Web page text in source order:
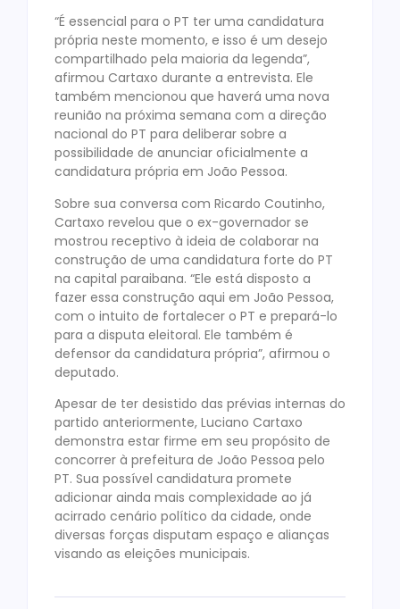
“É essencial para o PT ter uma candidatura
própria neste momento, e isso é um desejo
compartilhado pela maioria da legenda”,
afirmou Cartaxo durante a entrevista. Ele
também mencionou que haverá uma nova
reunião na próxima semana com a direção
nacional do PT para deliberar sobre a
possibilidade de anunciar oficialmente a
candidatura própria em João Pessoa.
Sobre sua conversa com Ricardo Coutinho,
Cartaxo revelou que o ex-governador se
mostrou receptivo à ideia de colaborar na
construção de uma candidatura forte do PT
na capital paraibana. “Ele está disposto a
fazer essa construção aqui em João Pessoa,
com o intuito de fortalecer o PT e prepará-lo
para a disputa eleitoral. Ele também é
defensor da candidatura própria”, afirmou o
deputado.
Apesar de ter desistido das prévias internas do
partido anteriormente, Luciano Cartaxo
demonstra estar firme em seu propósito de
concorrer à prefeitura de João Pessoa pelo
PT. Sua possível candidatura promete
adicionar ainda mais complexidade ao já
acirrado cenário político da cidade, onde
diversas forças disputam espaço e alianças
visando as eleições municipais.